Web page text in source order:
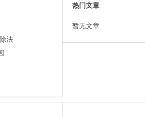
法
热门文章
暂无文章